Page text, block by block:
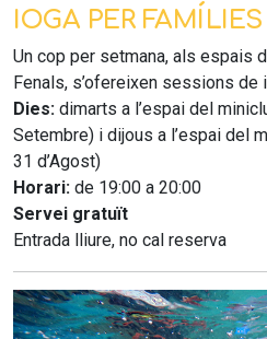
IOGA PER FAMÍLIES
Un cop per setmana, als espais
Fenals, s’ofereixen sessions de
Dies: dimarts a l’espai del
Setembre) i dijous a l’espai del
31 d’Agost)
Horari: de 19:00 a 20:00
Servei gratuït
Entrada lliure, no cal reserva